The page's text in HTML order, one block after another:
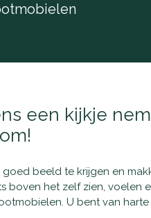
een kijkje
goed beeld te krijgen en
boven het zelf zien, voelen
U bent van harte